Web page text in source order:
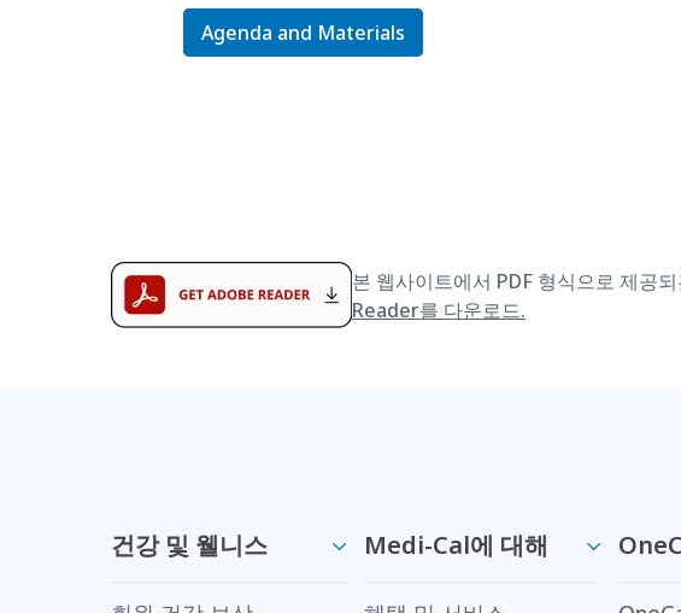
Agenda and Materials
본 웹사이트에서 PDF 형식으로 제공
Reader를 다운로드.
건강 및 웰니스 Medi-Cal에 대해